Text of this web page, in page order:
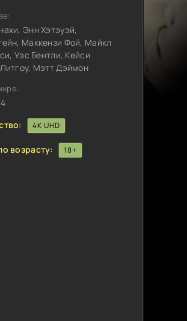
Энн Хэтэуэй,
Маккензи Фой, Майкл
Уэс Бентли, Кейси
Мэтт Дэймон
4K UHD
возрасту: 18+